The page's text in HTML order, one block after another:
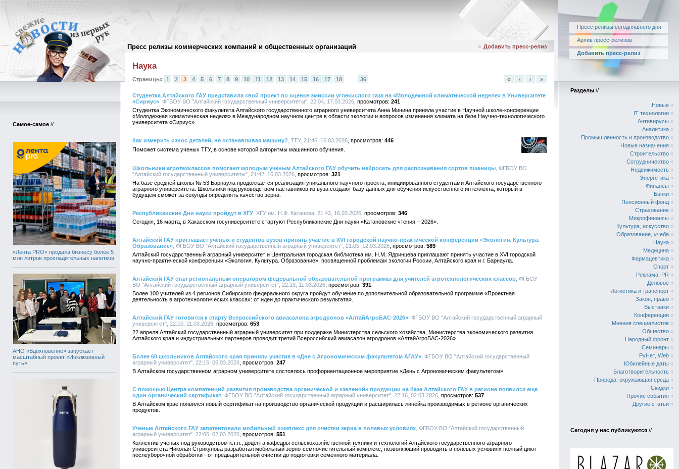
Пресс релизы коммерческих компаний и общественных организаций
Пресс релизы сегодняшнего дня
Архив пресс-релизов
Добавить пресс-релиз
Самое-самое //
«Лента PRO» продала бизнесу более 5
млн литров прохладительных напитков
АНО «Вдохновение» запускает
масштабный проект «Инклюзивный
путь»
Архив пресс-релизов// » Добавить пресс-релиз
Наука
Страницы: 1 2 3 4 5 6 7 8 9 10 11 12 13 14 15 16 17 18 36 « ‹ › »
Студентка Алтайского ГАУ представила свой проект по оценке эмиссии углекислого газа на «Молодежной климатической неделе» в Университете
«Сириус» , ФГБОУ ВО "Алтайский государственный университеты", 22:04, 17.03.2026
241
Студентка Экономического факультета Алтайского государственного аграрного университета Анна Минина приняла участие в Научной школе-конференции
«Молодежная климатическая неделя» в Международном научном центре в области экологии и вопросов изменения климата на базе Научно-технологического
университета «Сириус».
Как измерить износ деталей, не останавливая машину? , ТГУ, 21:46, 16.03.2026
446
Поможет система ученых ТГУ, в основе которой алгоритмы машинного обучения.
Школьники агротехклассов помогают молодым ученым Алтайского ГАУ обучить нейросеть для распознавания сортов пшеницы , ФГБОУ ВО
"Алтайский государственный университеты", 21:42, 16.03.2026
321
На базе средней школы № 53 Барнаула продолжается реализация уникального научного проекта, инициированного студентами Алтайского государственного
аграрного университета. Школьники под руководством наставников из вуза создают базу данных для обучения искусственного интеллекта, который в
будущем сможет за секунды определять качество зерна.
Республиканские Дни науки пройдут в ХГУ , ХГУ им. Н.Ф. Катанова, 21:42, 16.03.2026
346
Сегодня, 16 марта, в Хакасском госуниверситете стартуют Республиканские Дни науки «Катановские чтения – 2026».
Алтайский ГАУ приглашает ученых и студентов вузов принять участие в XVI городской научно-практической конференции «Экология. Культура.
Образование» , ФГБОУ ВО "Алтайский государственный аграрный университет", 21:05, 12.03.2026
589
Алтайский государственный аграрный университет и Центральная городская библиотека им. Н.М. Ядринцева приглашают принять участие в XVI городской
научно-практической конференции «Экология. Культура. Образование», посвященной проблемам экологии России, Алтайского края и г. Барнаула.
Алтайский ГАУ стал региональным оператором федеральной образовательной программы для учителей агротехнологических классов , ФГБОУ
ВО "Алтайский государственный аграрный университет", 22:13, 11.03.2026
391
Более 100 учителей из 4 регионов Сибирского федерального округа пройдут обучение по дополнительной образовательной программе «Проектная
деятельность в агротехнологических классах: от идеи до практического результата».
Алтайский ГАУ готовится к старту Всероссийского авиасалона агродронов «АлтайАгроБАС-2026» , ФГБОУ ВО "Алтайский государственный аграрный
университет", 22:10, 11.03.2026
653
22 апреля Алтайский государственный аграрный университет при поддержке Министерства сельского хозяйства, Министерства экономического развития
Алтайского края и индустриальных партнеров проводит третий Всероссийский авиасалон агродронов «АлтайАгроБАС-2026».
Более 60 школьников Алтайского края приняли участие в «Дне с Агрономическим факультетом АГАУ» , ФГБОУ ВО "Алтайский государственный
аграрный университет", 22:15, 05.03.2026
247
В Алтайском государственном аграрном университете состоялось профориентационное мероприятие «День с Агрономическим факультетом».
С помощью Центра компетенций развития производства органической и «зеленой» продукции на базе Алтайского ГАУ в регионе появился еще
один органический сертификат , ФГБОУ ВО "Алтайский государственный аграрный университет", 22:16, 02.03.2026
537
В Алтайском крае появился новый сертификат на производство органической продукции и расширилась линейка производимых в регионе органических
продуктов.
Ученые Алтайского ГАУ запатентовали мобильный комплекс для очистки зерна в полевых условиях , ФГБОУ ВО "Алтайский государственный
аграрный университет", 22:06, 02.03.2026
551
Коллектив ученых под руководством к.т.н., доцента кафедры сельскохозяйственной техники и технологий Алтайского государственного аграрного
университета Николая Стрикунова разработал мобильный зерно-семяочистительный комплекс, позволяющий проводить в полевых условиях полный цикл
послеуборочной обработки - от предварительной очистки до подготовки семенного материала.
Разделы //
Новые «
IT технологии «
Антивирусы «
Аналитика «
Промышленность и производство «
Новые назначения «
Строительство «
Сотрудничество «
Недвижимость «
Энергетика «
Финансы «
Банки «
Пенсионный фонд «
Страхование «
Микрофинансы «
Культура, искусство «
Образование, учеба «
Наука «
Медицина «
Фармацевтика «
Спорт «
Реклама, PR «
Деловое «
Логистика и транспорт «
Закон, право «
Выставки «
Конференции «
Мнения специалистов «
Общество «
Народный фронт «
Семинары «
РуНет, Web «
Юбилейные даты «
Благотворительность «
Природа, окружающая среда «
Скидки «
Прочие события «
Другие статьи «
Сегодня у нас публикуются //